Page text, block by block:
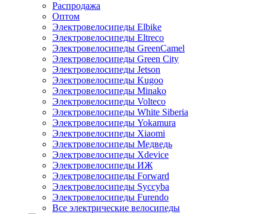
Распродажа
Оптом
Электровелосипеды Elbike
Электровелосипеды Eltreco
Электровелосипеды GreenCamel
Электровелосипеды Green City
Электровелосипеды Jetson
Электровелосипеды Kugoo
Электровелосипеды Minako
Электровелосипеды Volteco
Электровелосипеды White Siberia
Электровелосипеды Yokamura
Электровелосипеды Xiaomi
Электровелосипеды Медведь
Электровелосипеды Xdevice
Электровелосипеды ИЖ
Электровелосипеды Forward
Электровелосипеды Syccyba
Электровелосипеды Furendo
Все электрические велосипеды